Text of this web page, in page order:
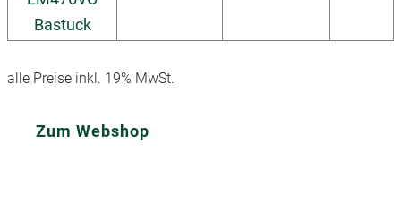
alle Preise inkl. 19% MwSt.
Zum Webshop